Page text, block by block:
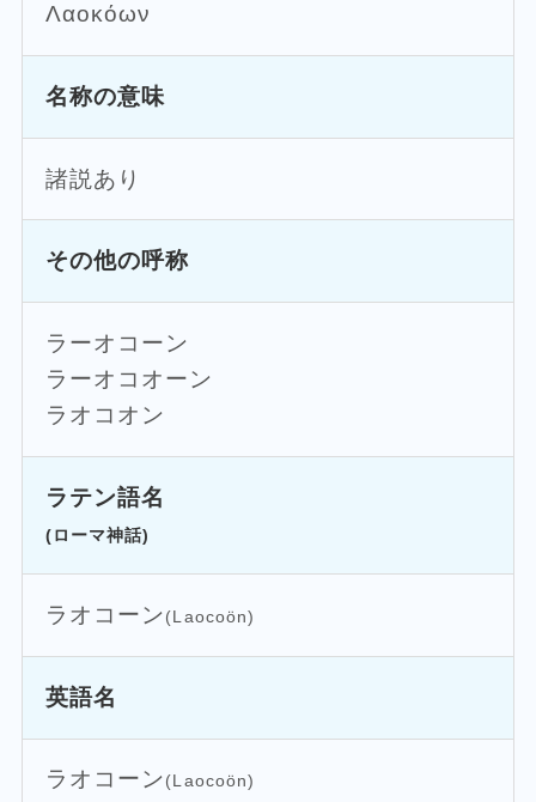
Λαοκόων
名称の意味
諸説あり
その他の呼称
ラーオコーン
ラーオコオーン
ラオコオン
ラテン語名
(ローマ神話)
ラオコーン(Laocoön)
英語名
ラオコーン(Laocoön)